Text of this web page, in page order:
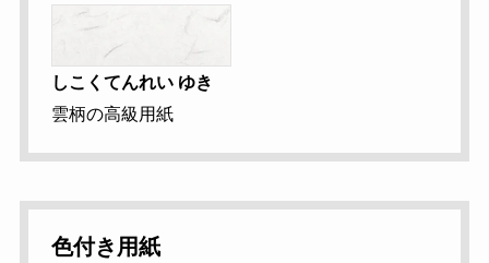
しこくてんれい ゆき
雲柄の高級用紙
色付き用紙